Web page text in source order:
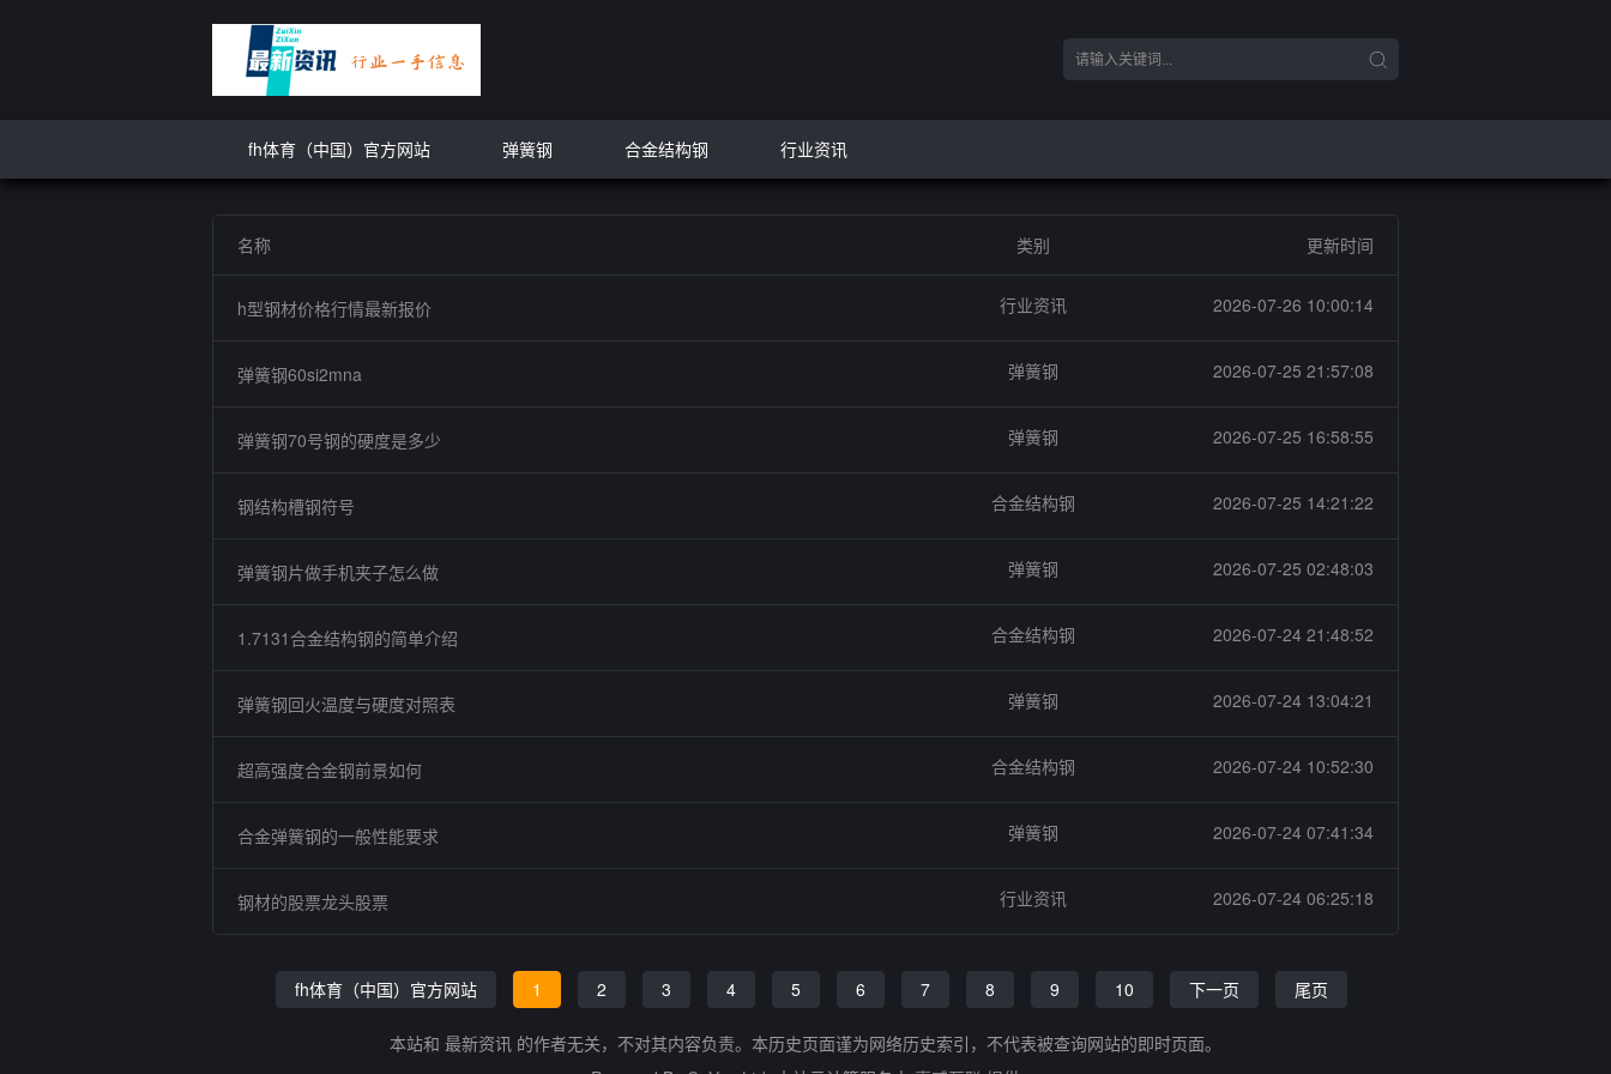
fh体育（中国）官方网站 弹簧钢 合金结构钢 行业资讯
名称 类别 更新时间
h型钢材价格行情最新报价 行业资讯 2026-07-26 10:00:14
弹簧钢60si2mna 弹簧钢 2026-07-25 21:57:08
弹簧钢70号钢的硬度是多少 弹簧钢 2026-07-25 16:58:55
钢结构槽钢符号 合金结构钢 2026-07-25 14:21:22
弹簧钢片做手机夹子怎么做 弹簧钢 2026-07-25 02:48:03
1.7131合金结构钢的简单介绍 合金结构钢 2026-07-24 21:48:52
弹簧钢回火温度与硬度对照表 弹簧钢 2026-07-24 13:04:21
超高强度合金钢前景如何 合金结构钢 2026-07-24 10:52:30
合金弹簧钢的一般性能要求 弹簧钢 2026-07-24 07:41:34
钢材的股票龙头股票 行业资讯 2026-07-24 06:25:18
fh体育（中国）官方网站 1 2 3 4 5 6 7 8 9 10 下一页 尾页
本站和 最新资讯 的作者无关，不对其内容负责。本历史页面谨为网络历史索引，不代表被查询网站的即时页面。